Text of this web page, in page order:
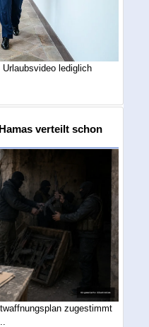
lediglich
verteilt schon
zugestimmt